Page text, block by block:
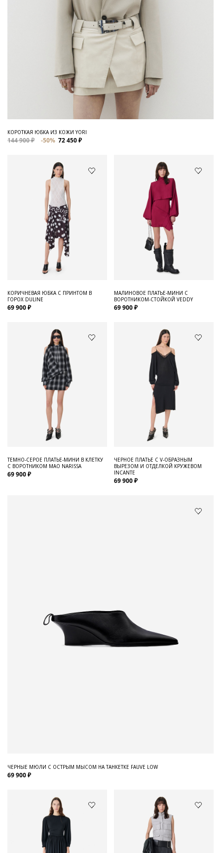
КОРОТКАЯ ЮБКА ИЗ КОЖИ YORI
144 900 ₽ -50% 72 450 ₽
КОРИЧНЕВАЯ ЮБКА С ПРИНТОМ В
ГОРОХ DULINE
69 900 ₽
МАЛИНОВОЕ ПЛАТЬЕ-МИНИ С
ВОРОТНИКОМ-СТОЙКОЙ VEDDY
69 900 ₽
ТЕМНО-СЕРОЕ ПЛАТЬЕ-МИНИ В КЛЕТКУ
С ВОРОТНИКОМ МАО NARISSA
69 900 ₽
ЧЕРНОЕ ПЛАТЬЕ С V-ОБРАЗНЫМ
ВЫРЕЗОМ И ОТДЕЛКОЙ КРУЖЕВОМ
INCANTE
69 900 ₽
ЧЕРНЫЕ МЮЛИ С ОСТРЫМ МЫСОМ НА ТАНКЕТКЕ FAUVE LOW
69 900 ₽